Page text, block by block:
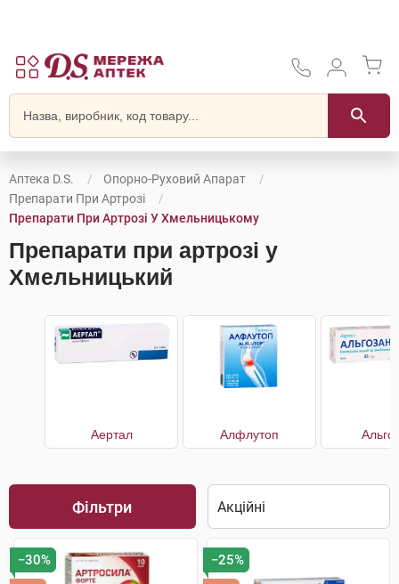
Аптека D.S.
Опорно-Руховий Апарат
Препарати При Артрозі
Препарати При Артрозі У Хмельницькому
Препарати при артрозі у
Хмельницький
Аертал Алфлутоп
Фільтри
−30% −25%